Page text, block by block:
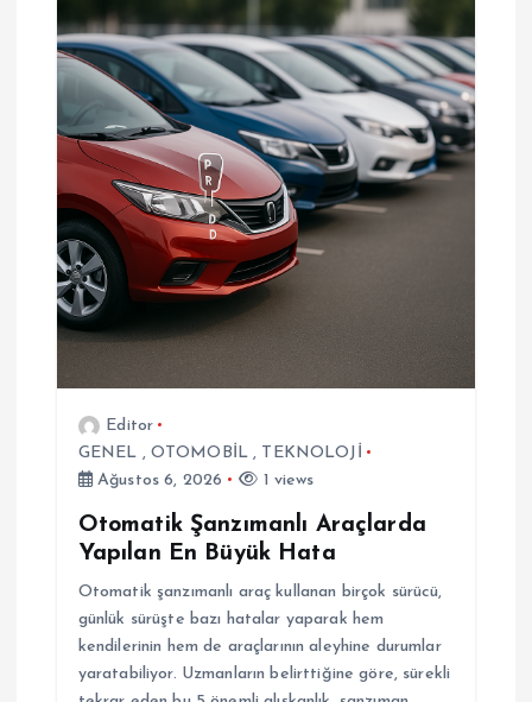
n
m
e
s
Editor
GENEL , OTOMOBİL , TEKNOLOJİ
Ağustos 6, 2026
1 views
Otomatik Şanzımanlı Araçlarda
Yapılan En Büyük Hata
Otomatik şanzımanlı araç kullanan birçok sürücü,
günlük sürüşte bazı hatalar yaparak hem
kendilerinin hem de araçlarının aleyhine durumlar
yaratabiliyor. Uzmanların belirttiğine göre, sürekli